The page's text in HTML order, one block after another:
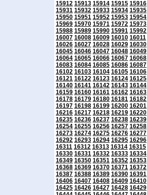
15912 15913 15914 15915 15916
15931 15932 15933 15934 15935
15950 15951 15952 15953 15954
15969 15970 15971 15972 15973
15988 15989 15990 15991 15992
16007 16008 16009 16010 16011
16026 16027 16028 16029 16030
16045 16046 16047 16048 16049
16064 16065 16066 16067 16068
16083 16084 16085 16086 16087
16102 16103 16104 16105 16106
16121 16122 16123 16124 16125
16140 16141 16142 16143 16144
16159 16160 16161 16162 16163
16178 16179 16180 16181 16182
16197 16198 16199 16200 16201
16216 16217 16218 16219 16220
16235 16236 16237 16238 16239
16254 16255 16256 16257 16258
16273 16274 16275 16276 16277
16292 16293 16294 16295 16296
16311 16312 16313 16314 16315
16330 16331 16332 16333 16334
16349 16350 16351 16352 16353
16368 16369 16370 16371 16372
16387 16388 16389 16390 16391
16406 16407 16408 16409 16410
16425 16426 16427 16428 16429